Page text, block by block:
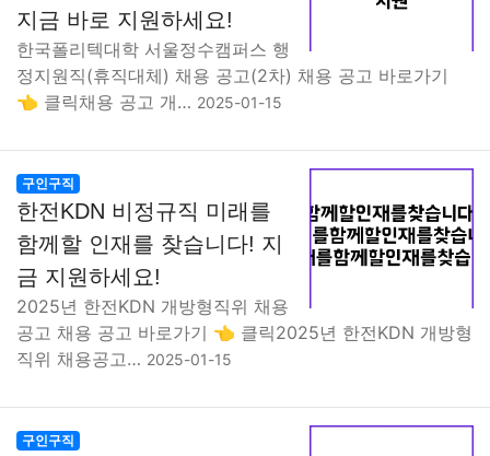
지금 바로 지원하세요!
한국폴리텍대학 서울정수캠퍼스 행
정지원직(휴직대체) 채용 공고(2차) 채용 공고 바로가기
👈 클릭채용 공고 개… 2025-01-15
구인구직
한전KDN 비정규직 미래를
함께할 인재를 찾습니다! 지
금 지원하세요!
2025년 한전KDN 개방형직위 채용
공고 채용 공고 바로가기 👈 클릭2025년 한전KDN 개방형
직위 채용공고… 2025-01-15
구인구직